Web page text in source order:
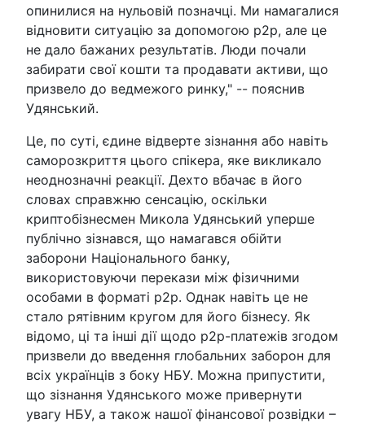
опинилися на нульовій позначці. Ми намагалися
відновити ситуацію за допомогою p2p, але це
не дало бажаних результатів. Люди почали
забирати свої кошти та продавати активи, що
призвело до ведмежого ринку," -- пояснив
Удянський.
Це, по суті, єдине відверте зізнання або навіть
саморозкриття цього спікера, яке викликало
неоднозначні реакції. Дехто вбачає в його
словах справжню сенсацію, оскільки
криптобізнесмен Микола Удянський уперше
публічно зізнався, що намагався обійти
заборони Національного банку,
використовуючи перекази між фізичними
особами в форматі p2p. Однак навіть це не
стало рятівним кругом для його бізнесу. Як
відомо, ці та інші дії щодо p2p-платежів згодом
призвели до введення глобальних заборон для
всіх українців з боку НБУ. Можна припустити,
що зізнання Удянського може привернути
увагу НБУ, а також нашої фінансової розвідки –